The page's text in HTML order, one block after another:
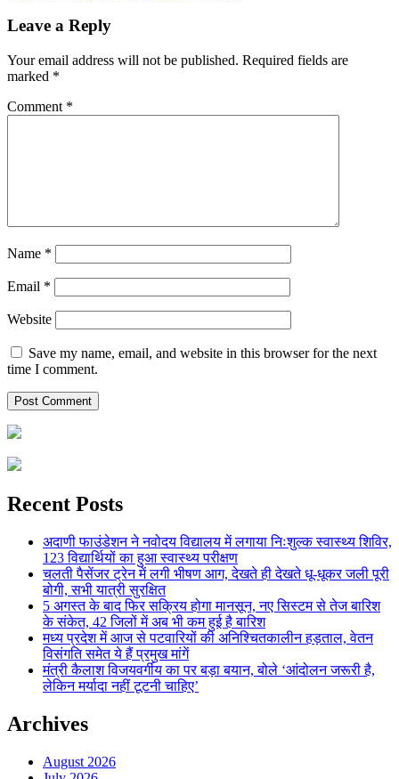
Leave a Reply
Your email address will not be published. Required fields are
marked *
Comment *
Name *
Email *
Website
Save my name, email, and website in this browser for the next
time I comment.
Recent Posts
अदाणी फाउंडेशन ने नवोदय विद्यालय में लगाया निःशुल्क स्वास्थ्य शिविर,
123 विद्यार्थियों का हुआ स्वास्थ्य परीक्षण
चलती पैसेंजर ट्रेन में लगी भीषण आग, देखते ही देखते धू-धूकर जली पूरी
बोगी, सभी यात्री सुरक्षित
5 अगस्त के बाद फिर सक्रिय होगा मानसून, नए सिस्टम से तेज बारिश
के संकेत, 42 जिलों में अब भी कम हुई है बारिश
मध्य प्रदेश में आज से पटवारियों की अनिश्चितकालीन हड़ताल, वेतन
विसंगति समेत ये हैं प्रमुख मांगें
मंत्री कैलाश विजयवर्गीय का पर बड़ा बयान, बोले ‘आंदोलन जरूरी है,
लेकिन मर्यादा नहीं टूटनी चाहिए’
Archives
August 2026